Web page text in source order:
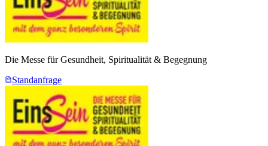
Die Messe für Gesundheit, Spiritualität & Begegnung
Standanfrage